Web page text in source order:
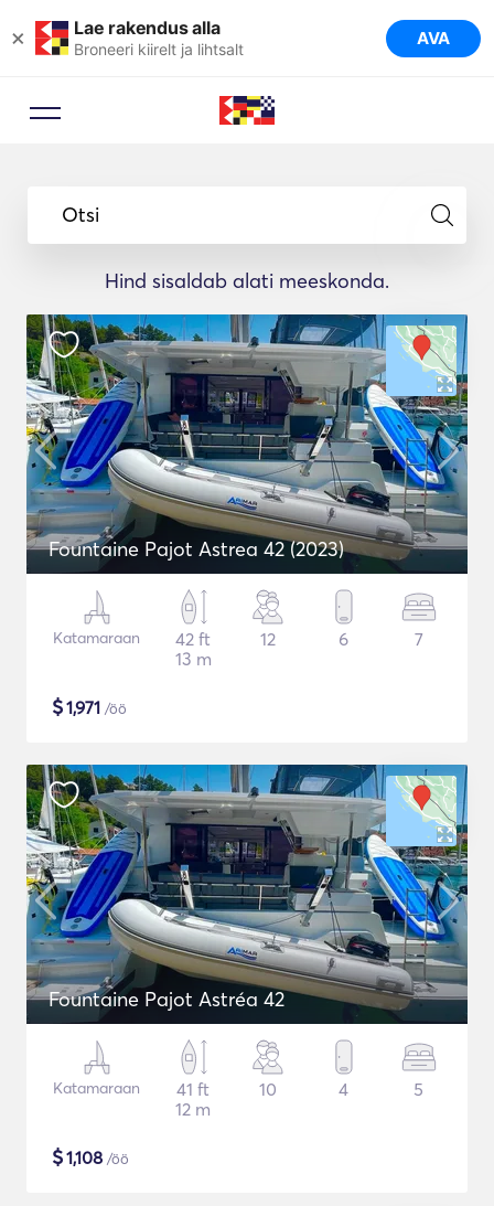
× Lae rakendus alla
Broneeri kiirelt ja lihtsalt AVA
Otsi
Hind sisaldab alati meeskonda.
Fountaine Pajot Astrea 42 (2023)
Katamaraan
42 ft
13 m
12 6 7
$1,971 /öö
Fountaine Pajot Astréa 42
Katamaraan
41 ft
12 m
10 4 5
$1,108 /öö